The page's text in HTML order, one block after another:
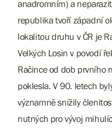
anadromním) a
republika tvoří západní
lokalitou druhu v ČR je
Velkých Losin v povodí
Račince od dob prvního
poklesla. V 90. letech
významně snížily
nutných pro vývoj